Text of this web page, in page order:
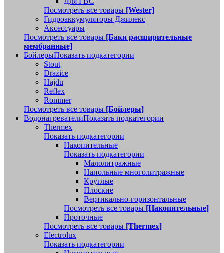
Посмотреть все товары [Wester]
Гидроаккумуляторы Джилекс
Аксессуары
Посмотреть все товары [Баки расширительные
мембранные]
БойлерыПоказать подкатегории
Stout
Drazice
Hajdu
Reflex
Rommer
Посмотреть все товары [Бойлеры]
ВодонагревателиПоказать подкатегории
Thermex
Показать подкатегории
Накопительные
Показать подкатегории
Малолитражные
Напольные многолитражные
Круглые
Плоские
Вертикально-горизонтальные
Посмотреть все товары [Накопительные]
Проточные
Посмотреть все товары [Thermex]
Electrolux
Показать подкатегории